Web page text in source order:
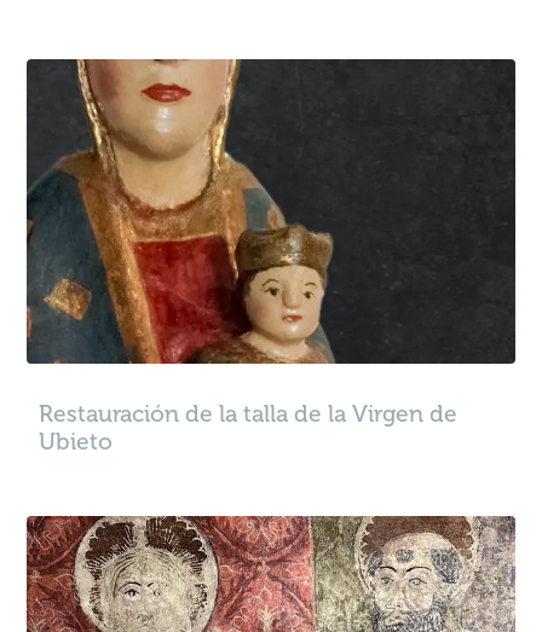
Restauración de la talla de la Virgen de
Ubieto